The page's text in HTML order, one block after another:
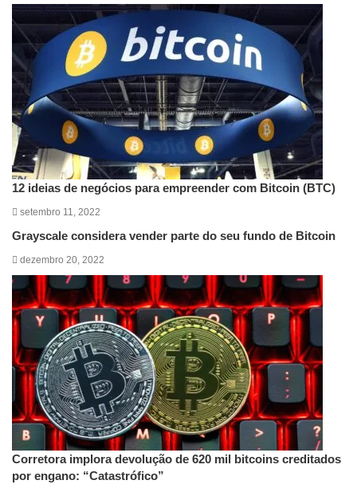
12 ideias de negócios para empreender com Bitcoin (BTC)
setembro 11, 2022
Grayscale considera vender parte do seu fundo de Bitcoin
dezembro 20, 2022
Corretora implora devolução de 620 mil bitcoins creditados
por engano: “Catastrófico”